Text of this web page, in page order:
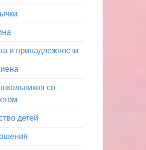
и принадлежности
со
детей